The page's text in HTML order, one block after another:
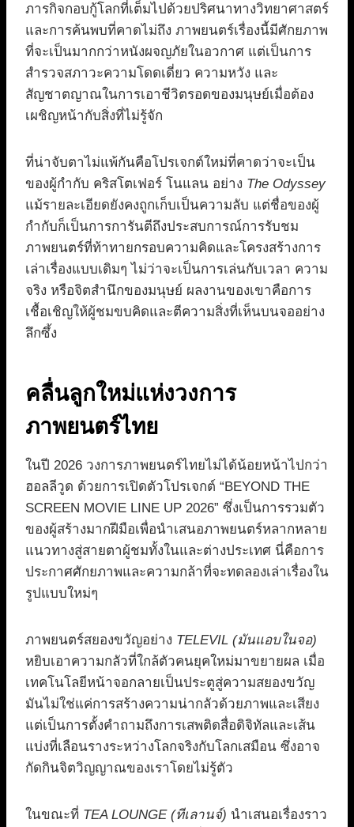
ภารกิจกอบกู้โลกที่เต็มไปด้วยปริศนาทางวิทยาศาสตร์
และการค้นพบที่คาดไม่ถึง ภาพยนตร์เรื่องนี้มีศักยภาพ
ที่จะเป็นมากกว่าหนังผจญภัยในอวกาศ แต่เป็นการ
สำรวจสภาวะความโดดเดี่ยว ความหวัง และ
สัญชาตญาณในการเอาชีวิตรอดของมนุษย์เมื่อต้อง
เผชิญหน้ากับสิ่งที่ไม่รู้จัก
ที่น่าจับตาไม่แพ้กันคือโปรเจกต์ใหม่ที่คาดว่าจะเป็น
ของผู้กำกับ คริสโตเฟอร์ โนแลน อย่าง The Odyssey
แม้รายละเอียดยังคงถูกเก็บเป็นความลับ แต่ชื่อของผู้
กำกับก็เป็นการการันตีถึงประสบการณ์การรับชม
ภาพยนตร์ที่ท้าทายกรอบความคิดและโครงสร้างการ
เล่าเรื่องแบบเดิมๆ ไม่ว่าจะเป็นการเล่นกับเวลา ความ
จริง หรือจิตสำนึกของมนุษย์ ผลงานของเขาคือการ
เชื้อเชิญให้ผู้ชมขบคิดและตีความสิ่งที่เห็นบนจออย่าง
ลึกซึ้ง
คลื่นลูกใหม่แห่งวงการ
ภาพยนตร์ไทย
ในปี 2026 วงการภาพยนตร์ไทยไม่ได้น้อยหน้าไปกว่า
ฮอลลีวูด ด้วยการเปิดตัวโปรเจกต์ “BEYOND THE
SCREEN MOVIE LINE UP 2026” ซึ่งเป็นการรวมตัว
ของผู้สร้างมากฝีมือเพื่อนำเสนอภาพยนตร์หลากหลาย
แนวทางสู่สายตาผู้ชมทั้งในและต่างประเทศ นี่คือการ
ประกาศศักยภาพและความกล้าที่จะทดลองเล่าเรื่องใน
รูปแบบใหม่ๆ
ภาพยนตร์สยองขวัญอย่าง TELEVIL (มันแอบในจอ)
หยิบเอาความกลัวที่ใกล้ตัวคนยุคใหม่มาขยายผล เมื่อ
เทคโนโลยีหน้าจอกลายเป็นประตูสู่ความสยองขวัญ
มันไม่ใช่แค่การสร้างความน่ากลัวด้วยภาพและเสียง
แต่เป็นการตั้งคำถามถึงการเสพติดสื่อดิจิทัลและเส้น
แบ่งที่เลือนรางระหว่างโลกจริงกับโลกเสมือน ซึ่งอาจ
กัดกินจิตวิญญาณของเราโดยไม่รู้ตัว
ในขณะที่ TEA LOUNGE (ทีเลานจ์) นำเสนอเรื่องราว